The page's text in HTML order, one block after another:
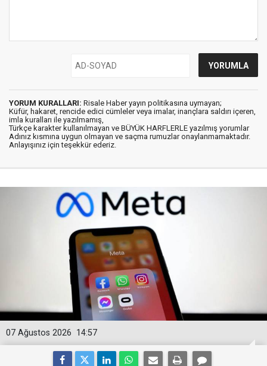
YORUM KURALLARI: Risale Haber yayın politikasına uymayan;
Küfür, hakaret, rencide edici cümleler veya imalar, inançlara saldırı içeren,
imla kuralları ile yazılmamış,
Türkçe karakter kullanılmayan ve BÜYÜK HARFLERLE yazılmış yorumlar
Adınız kısmına uygun olmayan ve saçma rumuzlar onaylanmamaktadır.
Anlayışınız için teşekkür ederiz.
14:57
07 Ağustos 2026